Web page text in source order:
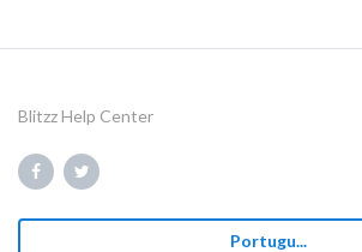
Blitzz Help Center
Portugu...